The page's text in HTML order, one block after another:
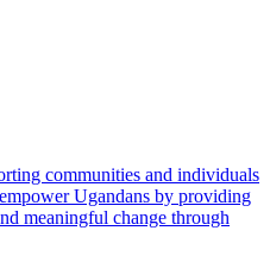
communities and individuals
Ugandans by providing
meaningful change through